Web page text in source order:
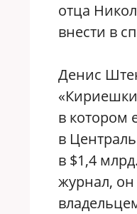
отца
внести в
Денис
в котором
в
в $1,4
журнал,